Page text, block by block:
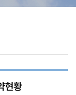
현황